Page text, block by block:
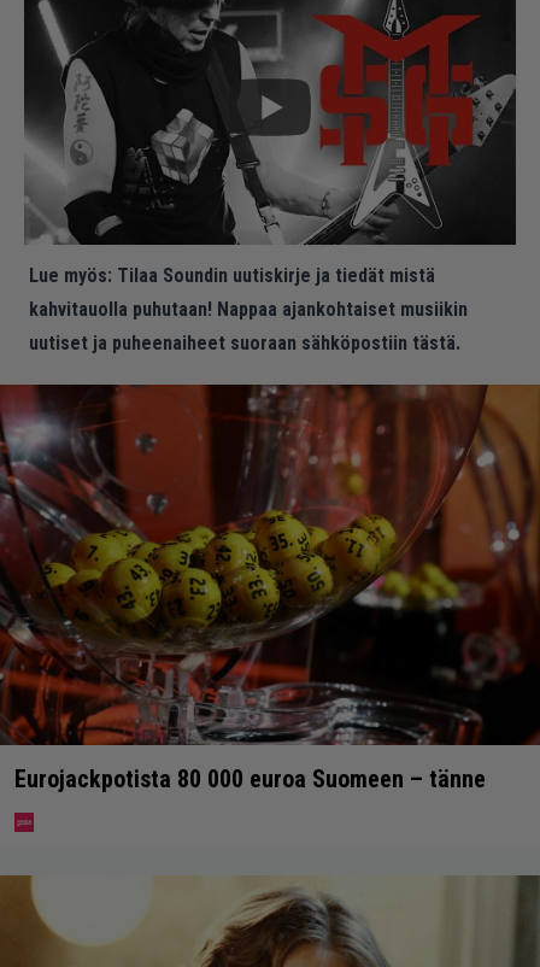
Lue myös: Tilaa Soundin uutiskirje ja tiedät mistä
kahvitauolla puhutaan! Nappaa ajankohtaiset musiikin
uutiset ja puheenaiheet suoraan sähköpostiin tästä.
Eurojackpotista 80 000 euroa Suomeen – tänne